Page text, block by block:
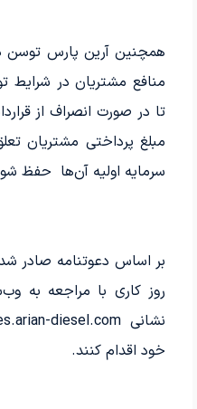
همچنین آرین پارس توسن
منافع مشتریان در شرایط
مبلغ پرداختی مشتریان
سرمایه اولیه آن‌ها حفظ
روز کاری با مراجعه به
خود اقدام کنند.